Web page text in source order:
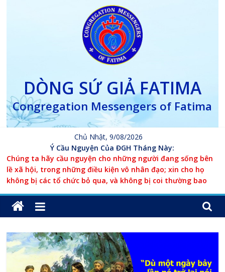
DÒNG SỨ GIẢ FATIMA
Congregation Messengers of Fatima
Chủ Nhật, 9/08/2026
Ý Cầu Nguyện Của ĐGH Tháng Này:
Chúng ta hãy cầu nguyện cho những người đang sống bên
lề xã hội, trong những điều kiện vô nhân đạo; xin cho họ
không bị các tổ chức bỏ qua, và không bị coi thường bao
giờ.